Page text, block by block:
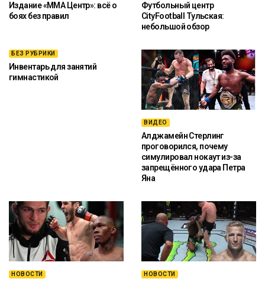
Издание «ММА Центр»: всё о
боях без правил
Футбольный центр
CityFootball Тульская:
небольшой обзор
БЕЗ РУБРИКИ
Инвентарь для занятий
гимнастикой
ВИДЕО
Алджамейн Стерлинг
проговорился, почему
симулировал нокаут из-за
запрещённого удара Петра
Яна
НОВОСТИ НОВОСТИ